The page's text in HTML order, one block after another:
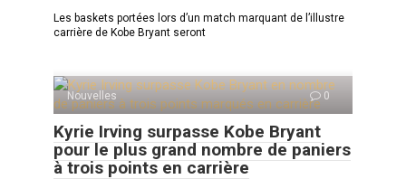
Les baskets portées lors d’un match marquant de l’illustre
carrière de Kobe Bryant seront
Nouvelles 0
Kyrie Irving surpasse Kobe Bryant
pour le plus grand nombre de paniers
à trois points en carrière